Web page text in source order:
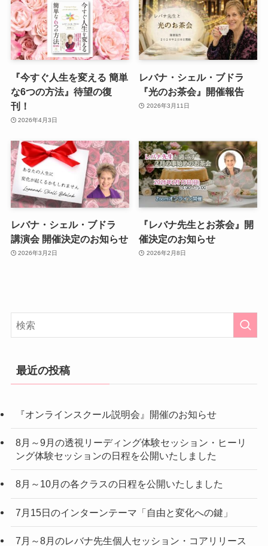
『今すぐ人生を変える 簡単
な6つの方法』待望の復
刊！
2026年4月3日
レバナ・シェル・ブドラ
『光のお茶会』開催報告
2026年3月11日
レバナ・シェル・ブドラ
講演会 開催決定のお知らせ
2026年3月2日
『レバナ先生とお茶会』開
催決定のお知らせ
2026年2月8日
最近の投稿
『オンラインスクール説明会』開催のお知らせ
8月～9月の透視リーディング体験セッション・ヒーリ
ング体験セッションの日程を公開いたしました
8月～10月の各クラスの日程を公開いたしました
7月15日のインターンテーマ「自由と変化への鍵」
7月～8月のレバナ先生個人セッション・コアリリース